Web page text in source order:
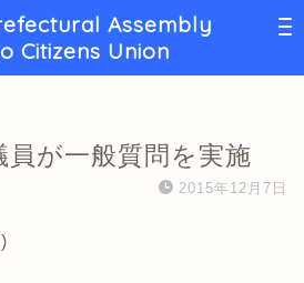
Assembly
Citizens Union
が一般質問を実施
2015年12月7日